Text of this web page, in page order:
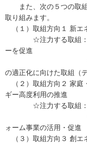
また、次の５つの取組
取り組みます。
（１）取組方向１ 新エ
☆注力する取組：地
ーを促進
安全、安心な
の適正化に向けた取組（
（２）取組方向２ 家庭
ギー高度利用の推進
☆注力する取組：自
中小企業等を
ォーム事業の活用・促進
（３）取組方向３ 創エ